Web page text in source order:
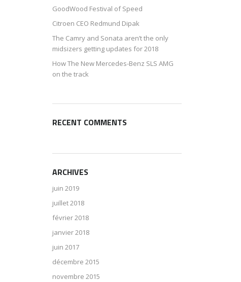
GoodWood Festival of Speed
Citroen CEO Redmund Dipak
The Camry and Sonata aren’t the only
midsizers getting updates for 2018
How The New Mercedes-Benz SLS AMG
on the track
RECENT COMMENTS
ARCHIVES
juin 2019
juillet 2018
février 2018
janvier 2018
juin 2017
décembre 2015
novembre 2015